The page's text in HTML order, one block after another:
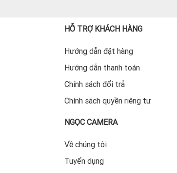
HỖ TRỢ KHÁCH HÀNG
Hướng dẫn đặt hàng
Hướng dẫn thanh toán
Chính sách đổi trả
Chính sách quyền riêng tư
NGỌC CAMERA
Về chúng tôi
Tuyển dụng